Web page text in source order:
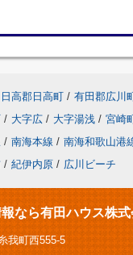
日高郡日高町 / 有田郡広川
/ 大字広 / 大字湯浅 / 宮崎
/ 南海本線 / 南海和歌山港
/ 紀伊内原 / 広川ビーチ
なら有田ハウス株
我町西555-5